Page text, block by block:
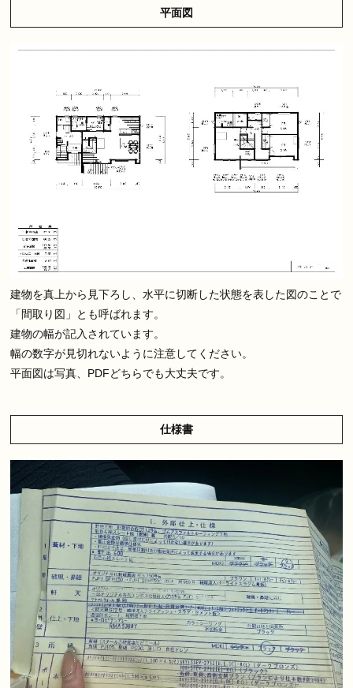
平面図
建物を真上から見下ろし、水平に切断した状態を表した図のことで
「間取り図」とも呼ばれます。
建物の幅が記入されています。
幅の数字が見切れないように注意してください。
平面図は写真、PDFどちらでも大丈夫です。
仕様書